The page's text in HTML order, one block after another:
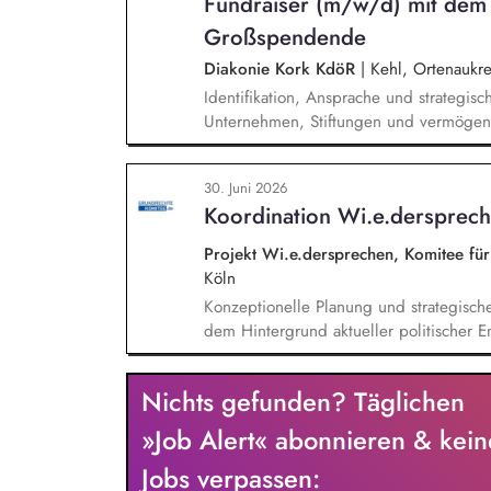
Projekte, deeskalierende
Abstimmung mit dem Vorstand und
Großspendende
Diakonie Kork KdöR | Kehl,
Identifikation, Ansprache und
Unternehmen, Stiftungen und
individueller Förderstrategien (Major
Durchführung von exklusiven
Begleitung der Geschäftsleitung sowie
und der direkten Ansprache.
30. Juni 2026
Koordination
Projekt Wi.e.dersprechen, Komitee
Köln
Konzeptionelle Planung und
dem Hintergrund aktueller politischer
Öffentlichkeitsarbeit Print und web in
Vorträgen, Netzwerk- u.
Privatspendenfundraisings,
(neuen) Spender*innen, Organisation
Dialogseminare.
Nichts gefunden? Täglichen
»Job Alert« abonnieren &
Jobs verpassen: